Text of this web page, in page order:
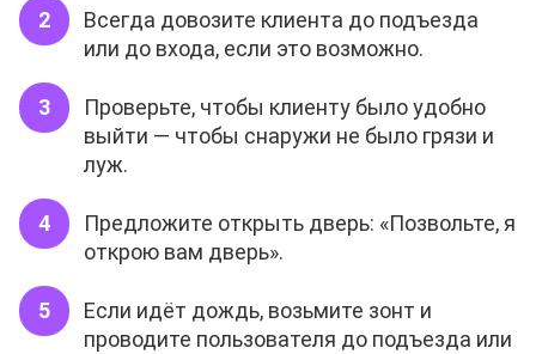
Всегда довозите клиента до подъезда
или до входа, если это возможно.
Проверьте, чтобы клиенту было удобно
выйти — чтобы снаружи не было грязи и
луж.
Предложите открыть дверь: «Позвольте, я
открою вам дверь».
Если идёт дождь, возьмите зонт и
проводите пользователя до подъезда или